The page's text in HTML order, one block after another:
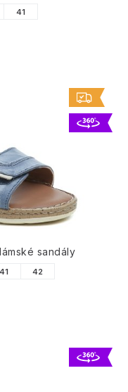
41
sandály
41 42